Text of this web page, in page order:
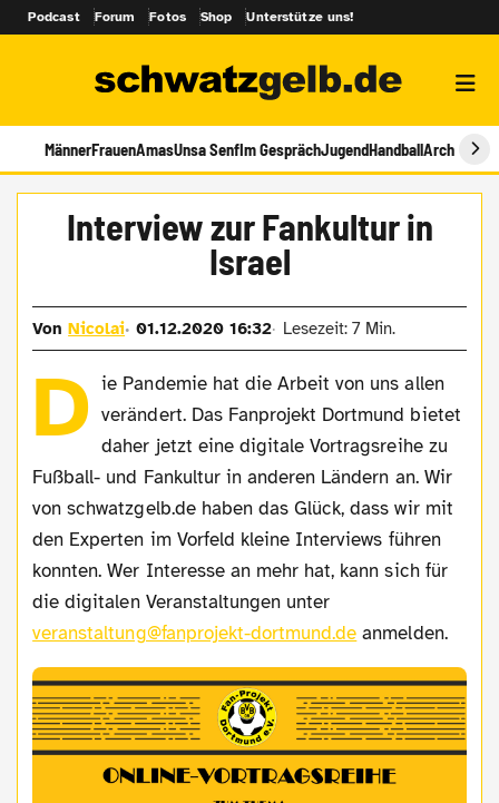
Podcast Forum Fotos Shop Unterstütze uns!
MännerFrauenAmasUnsa SenfIm GesprächJugendHandballArchiv
Interview zur Fankultur in
Israel
VonNicolai 01.12.2020 16:32 Lesezeit: 7 Min.
D ie Pandemie hat die Arbeit von uns allen
verändert. Das Fanprojekt Dortmund bietet
daher jetzt eine digitale Vortragsreihe zu
Fußball- und Fankultur in anderen Ländern an. Wir
von schwatzgelb.de haben das Glück, dass wir mit
den Experten im Vorfeld kleine Interviews führen
konnten. Wer Interesse an mehr hat, kann sich für
die digitalen Veranstaltungen unter
veranstaltung@fanprojekt-dortmund.de anmelden.